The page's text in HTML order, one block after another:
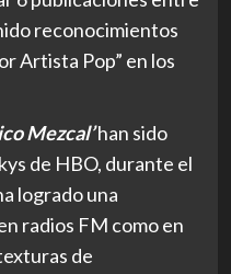
reconocimientos
Artista Pop” en los
Mezcal’han sido
de HBO, durante el
logrado una
radios FM como en
de